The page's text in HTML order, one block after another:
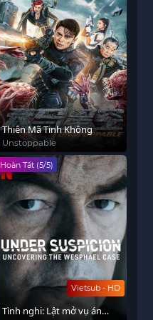
Thiên Mã Tinh Không
Unstoppable
Vietsub - HD
Hoàn Tất (5/5)
Tình nghi: Lật mở vụ án